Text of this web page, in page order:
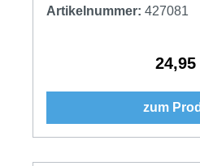
Artikelnummer: 427081
24,95
zum